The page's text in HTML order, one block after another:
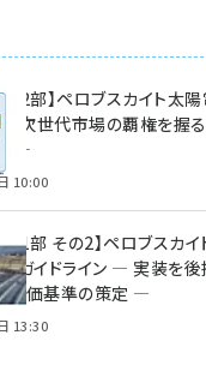
第2部】ペロブスカイト太
次世代市場の覇権を握
―
10:00
第1部 その2】ペロブスカ
ガイドライン ― 実装を後
評価基準の策定 ―
13:30